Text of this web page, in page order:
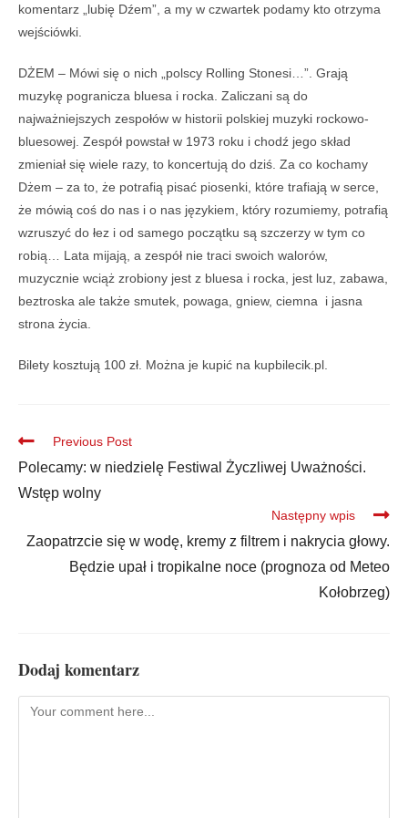
komentarz „lubię Dźem”, a my w czwartek podamy kto otrzyma
wejściówki.
DŻEM – Mówi się o nich „polscy Rolling Stonesi…”. Grają
muzykę pogranicza bluesa i rocka. Zaliczani są do
najważniejszych zespołów w historii polskiej muzyki rockowo-
bluesowej. Zespół powstał w 1973 roku i chodź jego skład
zmieniał się wiele razy, to koncertują do dziś. Za co kochamy
Dżem – za to, że potrafią pisać piosenki, które trafiają w serce,
że mówią coś do nas i o nas językiem, który rozumiemy, potrafią
wzruszyć do łez i od samego początku są szczerzy w tym co
robią… Lata mijają, a zespół nie traci swoich walorów,
muzycznie wciąż zrobiony jest z bluesa i rocka, jest luz, zabawa,
beztroska ale także smutek, powaga, gniew, ciemna i jasna
strona życia.
Bilety kosztują 100 zł. Można je kupić na kupbilecik.pl.
Previous Post
Polecamy: w niedzielę Festiwal Życzliwej Uważności.
Wstęp wolny
Następny wpis
Zaopatrzcie się w wodę, kremy z filtrem i nakrycia głowy.
Będzie upał i tropikalne noce (prognoza od Meteo
Kołobrzeg)
Dodaj komentarz